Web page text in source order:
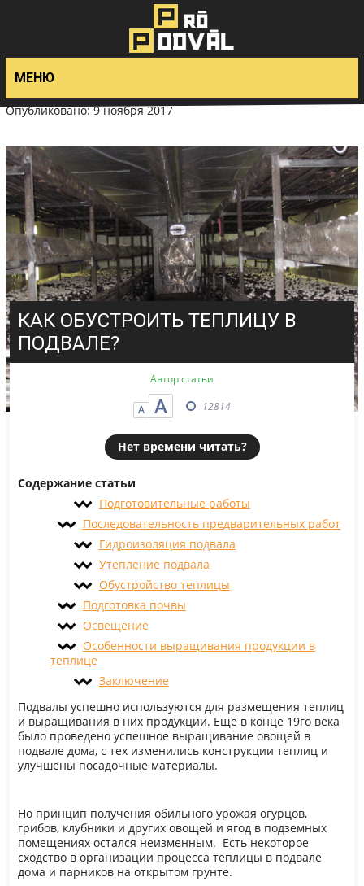
МЕНЮ
Опубликовано: 9 ноября 2017
КАК ОБУСТРОИТЬ ТЕПЛИЦУ В
ПОДВАЛЕ?
Автор статьи
А А 12814
Нет времени читать?
Содержание статьи
Подготовительные работы
Последовательность предварительных работ
Гидроизоляция подвала
Утепление подвала
Обустройство теплицы
Подготовка почвы
Освещение
Особенности выращивания продукции в
теплице
Заключение
Подвалы успешно используются для размещения теплиц
и выращивания в них продукции. Ещё в конце 19го века
было проведено успешное выращивание овощей в
подвале дома, с тех изменились конструкции теплиц и
улучшены посадочные материалы.
Но принцип получения обильного урожая огурцов,
грибов, клубники и других овощей и ягод в подземных
помещениях остался неизменным. Есть некоторое
сходство в организации процесса теплицы в подвале
дома и парников на открытом грунте.